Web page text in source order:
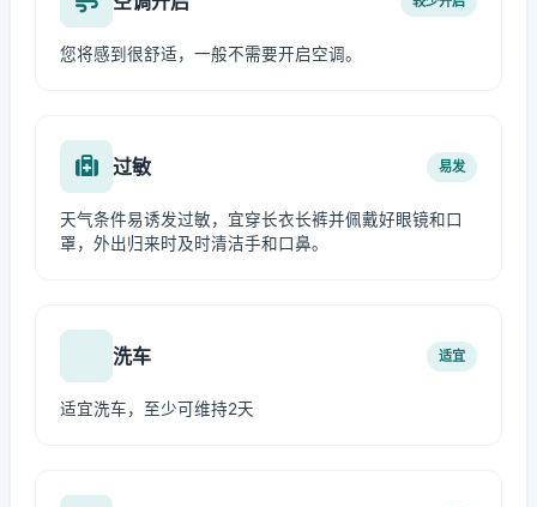
您将感到很舒适，一般不需要开启空调。
过敏 易发
天气条件易诱发过敏，宜穿长衣长裤并佩戴好眼镜和口
罩，外出归来时及时清洁手和口鼻。
洗车 适宜
适宜洗车，至少可维持2天